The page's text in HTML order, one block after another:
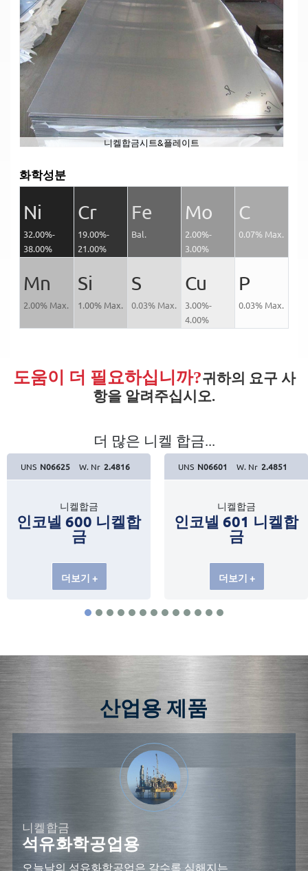
니켈합금시트&플레이트
화학성분
Ni
32.00%-
38.00%
Cr
19.00%-
21.00%
Fe
Bal.
Mo
2.00%-
3.00%
C
0.07% Max.
Mn
2.00% Max.
Si
1.00% Max.
S
0.03% Max.
Cu
3.00%-
4.00%
P
0.03% Max.
도움이 더 필요하십니까?귀하의 요구 사
항을 알려주십시오.
더 많은 니켈 합금...
UNS N06625 W. Nr 2.4816
니켈합금
인코넬 600 니켈합
금
더보기 +
UNS N06601 W. Nr 2.4851
니켈합금
인코넬 601 니켈합
금
더보기 +
산업용 제품
니켈합금
석유화학공업용
오늘날의 석유화학공업은 갈수록 심해지는